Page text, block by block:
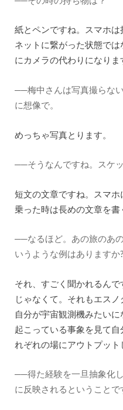
紙とペンですね。スマホ
ネットに繋がった状態で
にカメラの代わりになりま
──梅中さんは写真撮らな
に想像で。
めっちゃ写真とります。
──そうなんですね。スケ
短文の文章ですね。スマ
乗った時は長めの文章を書
──なるほど。あの旅のあ
いうような例はありますか?
それ、すごく聞かれるん
じゃなくて。それもエスノ
自分が宇宙観測機みたい
起こっている事象を見て
れぞれの場にアウトプット
──得た経験を一旦抽象化
に反映されるということで